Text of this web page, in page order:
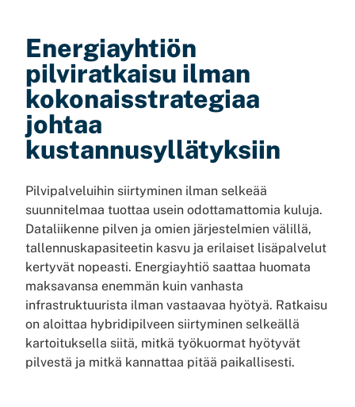
Energiayhtiön
pilviratkaisu ilman
kokonaisstrategiaa
johtaa
kustannusyllätyksiin
Pilvipalveluihin siirtyminen ilman selkeää
suunnitelmaa tuottaa usein odottamattomia kuluja.
Dataliikenne pilven ja omien järjestelmien välillä,
tallennuskapasiteetin kasvu ja erilaiset lisäpalvelut
kertyvät nopeasti. Energiayhtiö saattaa huomata
maksavansa enemmän kuin vanhasta
infrastruktuurista ilman vastaavaa hyötyä. Ratkaisu
on aloittaa hybridipilveen siirtyminen selkeällä
kartoituksella siitä, mitkä työkuormat hyötyvät
pilvestä ja mitkä kannattaa pitää paikallisesti.